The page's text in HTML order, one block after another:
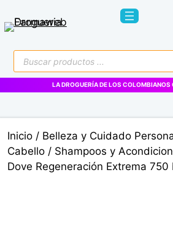
al
Búsqueda
de
productos
LA DROGUERÍA DE LOS COLOMBIANOS
Inicio / Belleza y Cuidado
Cabello / Shampoos y
Dove Regeneración Extrema 750